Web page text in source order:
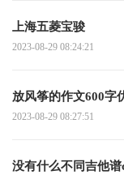
上海五菱宝骏
2023-08-29 08:24:21
放风筝的作文600字
2023-08-29 08:27:51
没有什么不同吉他谱